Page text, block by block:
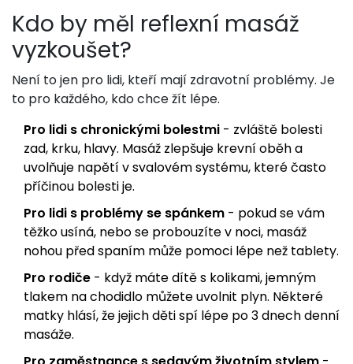
Kdo by měl reflexní masáž
vyzkoušet?
Není to jen pro lidi, kteří mají zdravotní problémy. Je
to pro každého, kdo chce žít lépe.
Pro lidi s chronickými bolestmi - zvláště bolesti
zad, krku, hlavy. Masáž zlepšuje krevní oběh a
uvolňuje napětí v svalovém systému, které často
příčinou bolesti je.
Pro lidi s problémy se spánkem - pokud se vám
těžko usíná, nebo se probouzíte v noci, masáž
nohou před spaním může pomoci lépe než tablety.
Pro rodiče - když máte dítě s kolikami, jemným
tlakem na chodidlo můžete uvolnit plyn. Některé
matky hlásí, že jejich děti spí lépe po 3 dnech denní
masáže.